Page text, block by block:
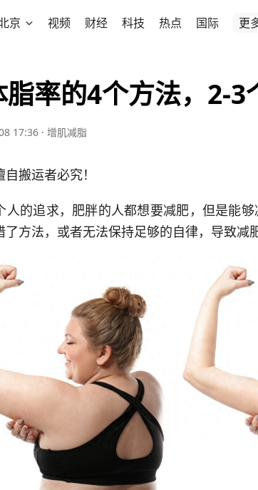
京 视频 财经 科技 热点 国际 更
脂率的4个方法，2-3
17:36 · 增肌减脂
搬运者必究！
人的追求，肥胖的人都想要减肥，但是能
方法，或者无法保持足够的自律，导致减